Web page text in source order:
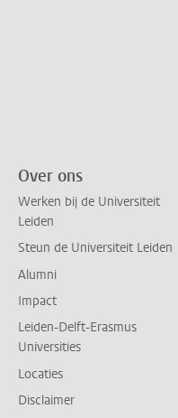
Over ons
Werken bij de Universiteit
Leiden
Steun de Universiteit Leiden
Alumni
Impact
Leiden-Delft-Erasmus
Universities
Locaties
Disclaimer